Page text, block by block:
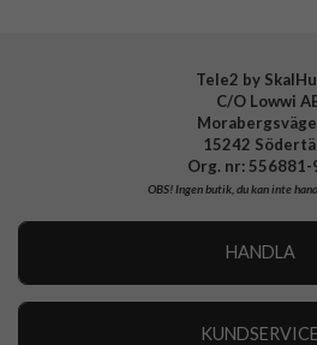
Tele2 by
C/O Lowwi
15242
Org. nr: 556881-
OBS!Ingen butik, du kan inte
HANDLA
KUNDSERVICE